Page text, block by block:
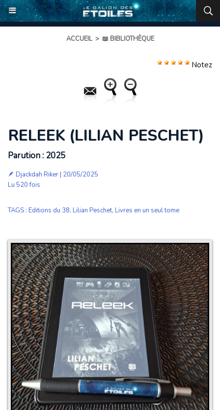
ACCUEIL > 📖 BIBLIOTHÈQUE
Notez
RELEEK (LILIAN PESCHET)
Parution : 2025
🪶 Djackdah Riker| 20/05/2025
Lu 520 fois
TAGS : Editions du 38, Lilian Peschet, Livres en un seul tome